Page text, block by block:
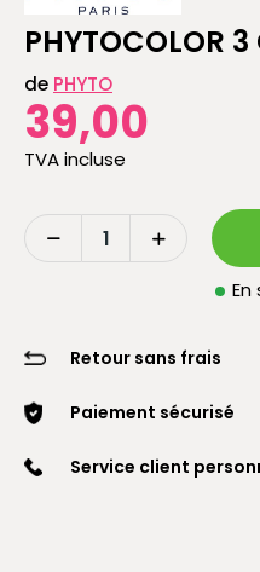
PHYTOCOLOR
de PHYTO
39,00
TVA incluse
Retour sans frais
Paiement sécurisé
Service client